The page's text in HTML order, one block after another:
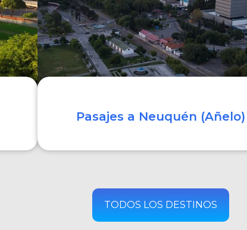
Pasajes a Neuquén (Añelo)
TODOS LOS DESTINOS